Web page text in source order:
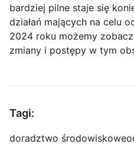
bardziej pilne staje się
działań mających na celu
2024 roku możemy
zmiany i postępy w tym
Tagi:
doradztwo środowiskowe